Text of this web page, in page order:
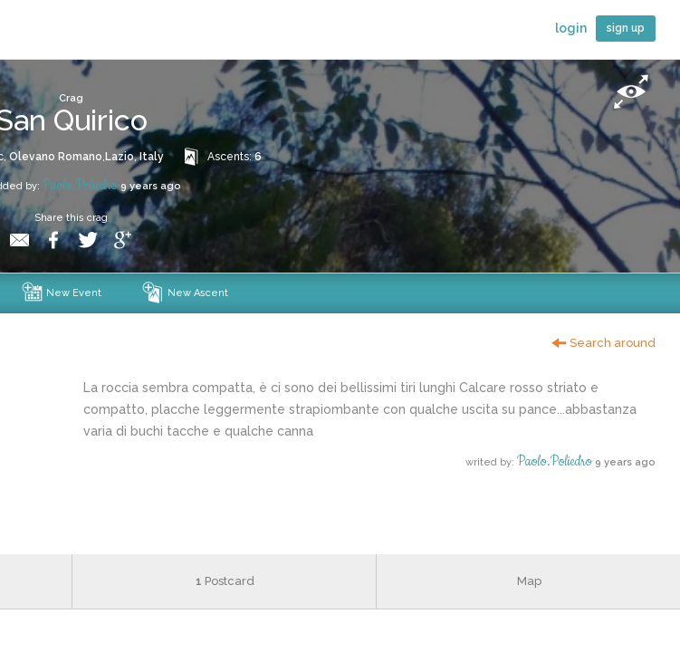
login sign up
Crag
Quirico
Olevano Romano, Lazio,Italy Ascents:6
by: Paolo.poliedro 9 years ago
Share this crag
New Event New Ascent
Search around
La roccia sembra compatta, è ci sono dei bellissimi tiri lunghi Calcare rosso striato e
compatto, placche leggermente strapiombante con qualche uscita su pance...abbastanza
varia di buchi tacche e qualche canna
writed by:Paolo.poliedro 9 years ago
1 Postcard Map